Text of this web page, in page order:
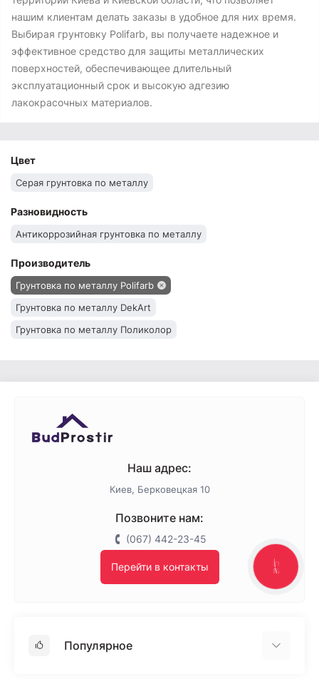
нашим клиентам делать заказы в удобное для них время.
Выбирая грунтовку Polifarb, вы получаете надежное и
эффективное средство для защиты металлических
поверхностей, обеспечивающее длительный
эксплуатационный срок и высокую адгезию
лакокрасочных материалов.
Цвет
Серая грунтовка по металлу
Разновидность
Антикоррозийная грунтовка по металлу
Производитель
Грунтовка по металлу Polifarb
Грунтовка по металлу DekArt
Грунтовка по металлу Поликолор
Наш адрес:
Киев, Берковецкая 10
Позвоните нам:
(067) 442-23-45
Перейти в контакты
Популярное
КНОПКА
ЗВ'ЯЗКУ